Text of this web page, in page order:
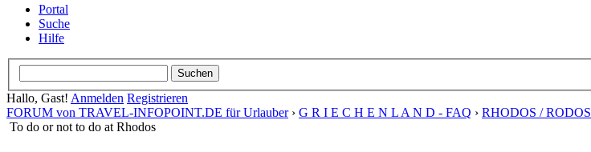
Portal
Suche
Hilfe
Hallo, Gast! Anmelden Registrieren
FORUM von TRAVEL-INFOPOINT.DE für Urlauber› G R I E C H E N L A N D - FAQ › RHODOS / RODOS
To do or not to do at Rhodos